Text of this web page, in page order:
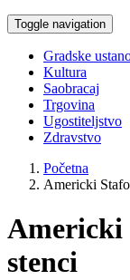
Toggle navigation
Gradske
Kultura
Saobracaj
Trgovina
Ugostiteljstvo
Zdravstvo
Početna
Americki
Americki
stenci